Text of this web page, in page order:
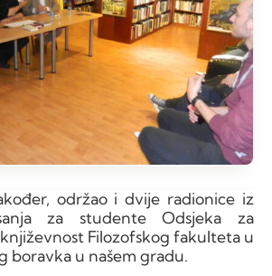
održao i dvije radionice iz
za studente Odsjeka za
Filozofskog fakulteta u
boravka u našem gradu.